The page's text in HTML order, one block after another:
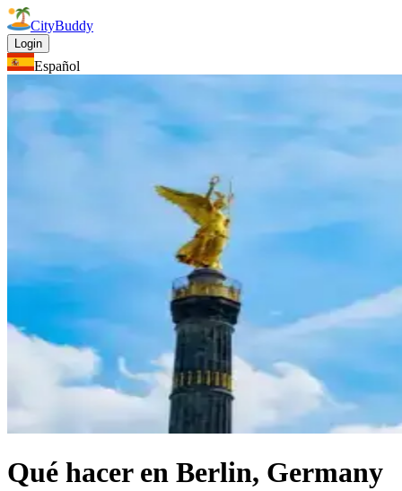
CityBuddy
Login
Español
Qué hacer en Berlin, Germany